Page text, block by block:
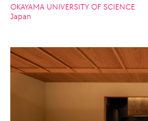
OKAYAMA UNIVERSITY OF SCIENCE
Japan